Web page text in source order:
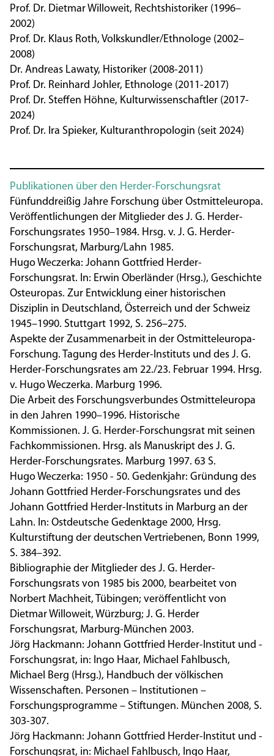
Prof. Dr. Dietmar Willoweit, Rechtshistoriker (1996–
2002)
Prof. Dr. Klaus Roth, Volkskundler/Ethnologe (2002–
2008)
Dr. Andreas Lawaty, Historiker (2008-2011)
Prof. Dr. Reinhard Johler, Ethnologe (2011-2017)
Prof. Dr. Steffen Höhne, Kulturwissenschaftler (2017-
2024)
Prof. Dr. Ira Spieker, Kulturanthropologin (seit 2024)
Publikationen über den Herder-Forschungsrat
Fünfunddreißig Jahre Forschung über Ostmitteleuropa.
Veröffentlichungen der Mitglieder des J. G. Herder-
Forschungsrates 1950–1984. Hrsg. v. J. G. Herder-
Forschungsrat, Marburg/Lahn 1985.
Hugo Weczerka: Johann Gottfried Herder-
Forschungsrat. In: Erwin Oberländer (Hrsg.), Geschichte
Osteuropas. Zur Entwicklung einer historischen
Disziplin in Deutschland, Österreich und der Schweiz
1945–1990. Stuttgart 1992, S. 256–275.
Aspekte der Zusammenarbeit in der Ostmitteleuropa-
Forschung. Tagung des Herder-Instituts und des J. G.
Herder-Forschungsrates am 22./23. Februar 1994. Hrsg.
v. Hugo Weczerka. Marburg 1996.
Die Arbeit des Forschungsverbundes Ostmitteleuropa
in den Jahren 1990–1996. Historische
Kommissionen. J. G. Herder-Forschungsrat mit seinen
Fachkommissionen. Hrsg. als Manuskript des J. G.
Herder-Forschungsrates. Marburg 1997. 63 S.
Hugo Weczerka: 1950 - 50. Gedenkjahr: Gründung des
Johann Gottfried Herder-Forschungsrates und des
Johann Gottfried Herder-Instituts in Marburg an der
Lahn. In: Ostdeutsche Gedenktage 2000, Hrsg.
Kulturstiftung der deutschen Vertriebenen, Bonn 1999,
S. 384–392.
Bibliographie der Mitglieder des J. G. Herder-
Forschungsrats von 1985 bis 2000, bearbeitet von
Norbert Machheit, Tübingen; veröffentlicht von
Dietmar Willoweit, Würzburg; J. G. Herder
Forschungsrat, Marburg-München 2003.
Jörg Hackmann: Johann Gottfried Herder-Institut und -
Forschungsrat, in: Ingo Haar, Michael Fahlbusch,
Michael Berg (Hrsg.), Handbuch der völkischen
Wissenschaften. Personen – Institutionen –
Forschungsprogramme – Stiftungen. München 2008, S.
303-307.
Jörg Hackmann: Johann Gottfried Herder-Institut und -
Forschungsrat, in: Michael Fahlbusch, Ingo Haar,